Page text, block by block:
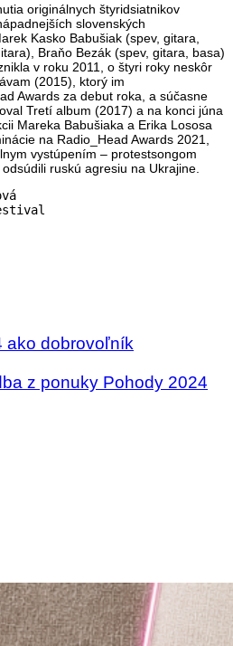
originálnych štyridsiatnikov
slovenských
Kasko Babušiak (spev, gitara,
Braňo Bezák (spev, gitara, basa)
v roku 2011, o štyri roky neskôr
(2015), ktorý im
Awards za debut roka, a súčasne
Tretí album (2017) a na konci júna
Mareka Babušiaka a Erika Lososa
na Radio_Head Awards 2021,
vystúpením – protestsongom
ruskú agresiu na Ukrajine.
ako dobrovoľník
z ponuky Pohody 2024